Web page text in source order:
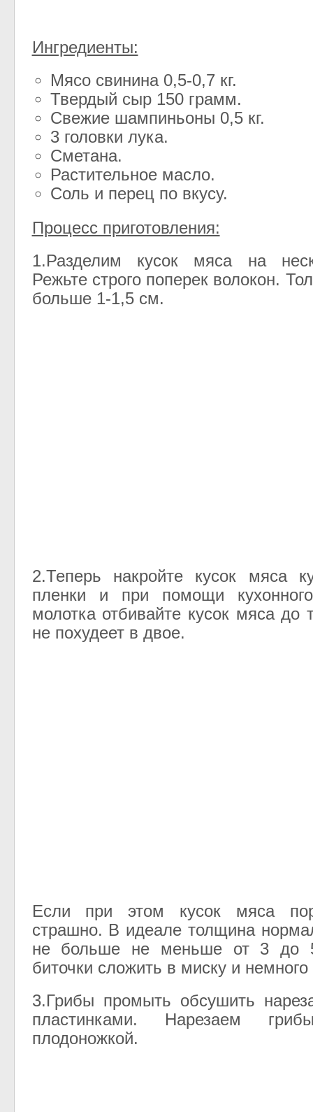
Ингредиенты:
Мясо свинина 0,5-0,7 кг.
Твердый сыр 150 грамм.
Свежие шампиньоны 0,5 кг.
3 головки лука.
Сметана.
Растительное масло.
Соль и перец по вкусу.
Процесс приготовления:
1.Разделим кусок мяса на
Режьте строго поперек волокон.
больше 1-1,5 см.
2.Теперь накройте кусок мяса
пленки и при помощи кухонного
молотка отбивайте кусок мяса до
не похудеет в двое.
Если при этом кусок мяса
страшно. В идеале толщина
не больше не меньше от 3 до
биточки сложить в миску и немного
3.Грибы промыть обсушить
пластинками. Нарезаем
плодоножкой.